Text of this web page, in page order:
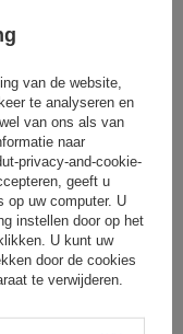
Buiten sporten
van de website,
te analyseren en
van ons als van
naar
privacy-and-cookie-
geeft u
op uw computer. U
instellen door op het
U kunt uw
door de cookies
te verwijderen.